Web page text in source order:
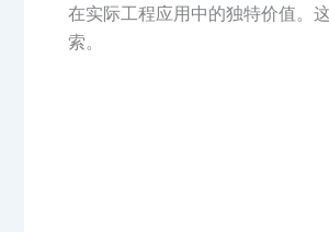
在实际工程应用中的独特价值。
索。